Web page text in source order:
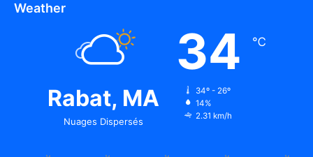
Weather
Rabat, MA
Nuages Dispersés
34 ℃
34º - 26º
14%
2.31 km/h